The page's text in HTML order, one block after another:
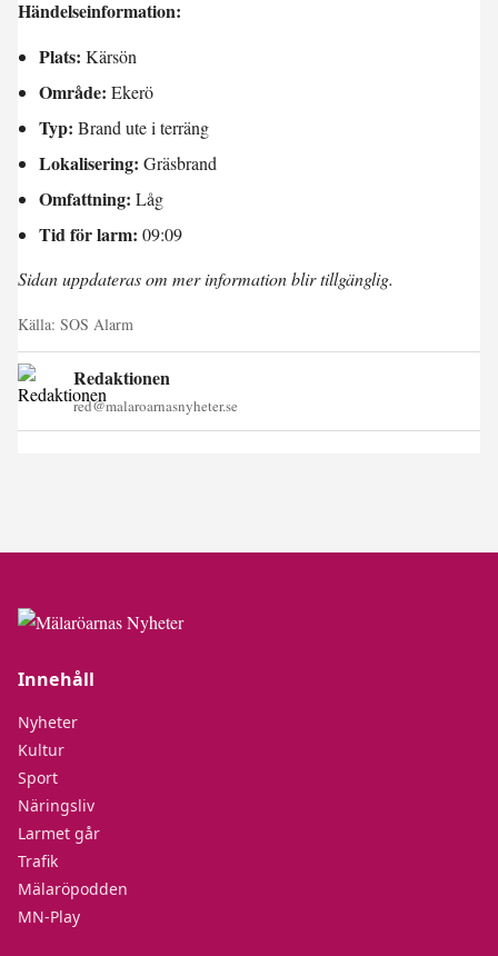
Händelseinformation:
Plats: Kärsön
Område: Ekerö
Typ: Brand ute i terräng
Lokalisering: Gräsbrand
Omfattning: Låg
Tid för larm: 09:09
Sidan uppdateras om mer information blir tillgänglig.
Källa: SOS Alarm
Redaktionen
red@malaroarnasnyheter.se
Innehåll
Nyheter
Kultur
Sport
Näringsliv
Larmet går
Trafik
Mälaröpodden
MN-Play